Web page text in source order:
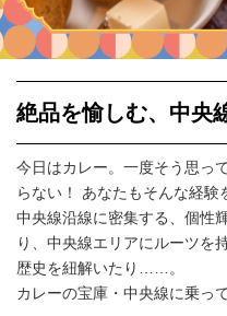
イベント情報
駅から
絶品を愉しむ、中央
今日はカレー。一度そう思っ
らない！ あなたもそんな経験
中央線沿線に密集する、個性
り、中央線エリアにルーツを
歴史を紐解いたり……。
カレーの宝庫・中央線に乗っ